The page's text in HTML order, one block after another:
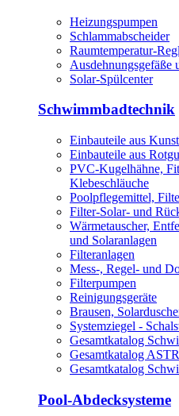
Heizungspumpen
Schlammabscheider
Raumtemperatur-
Ausdehnungsgefäße
Solar-Spülcenter
Schwimmbadtechnik
Einbauteile aus
Einbauteile aus
PVC-Kugelhähne,
Klebeschläuche
Poolpflegemittel,
Filter-Solar- und
Wärmetauscher,
und Solaranlagen
Filteranlagen
Mess-, Regel- und
Filterpumpen
Reinigungsgeräte
Brausen,
Systemziegel -
Gesamtkatalog
Gesamtkatalog
Gesamtkatalog
Pool-Abdecksysteme